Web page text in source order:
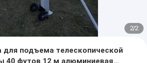
2/2
для подъема телескопической